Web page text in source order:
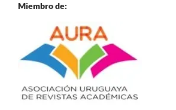
Miembro de: